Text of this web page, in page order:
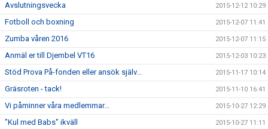
Avslutningsvecka 2015-12-12 10:29
Fotboll och boxning 2015-12-07 11:41
Zumba våren 2016 2015-12-07 11:15
Anmäl er till Djembel VT16 2015-12-03 10:23
Stöd Prova På-fonden eller ansök själv... 2015-11-17 10:14
Gräsroten - tack! 2015-11-10 16:41
Vi påminner våra medlemmar... 2015-10-27 12:29
"Kul med Babs" ikväll 2015-10-27 11:11